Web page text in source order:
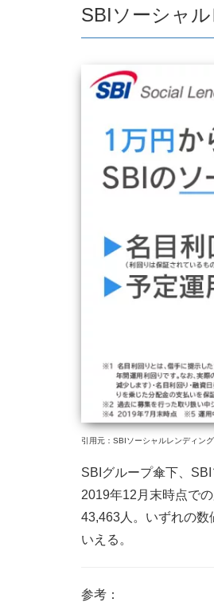
SBIソーシャ
引用元：SBIソーシャルレンディング
SBIグループ傘下、
2019年12月末時点で
43,463人。いずれの数
いえる。
参考：